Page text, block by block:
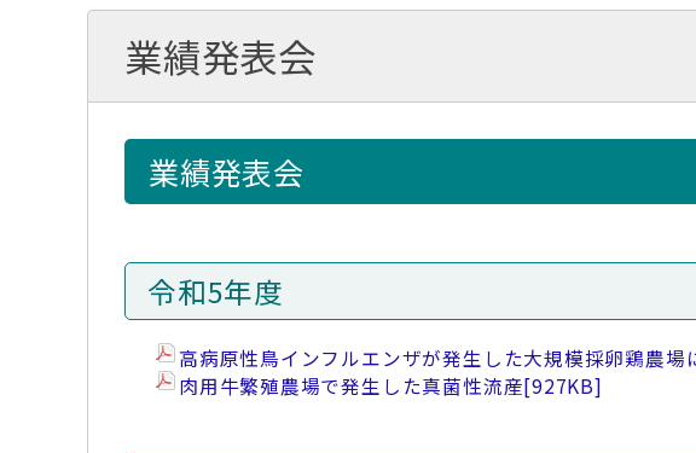
業績発表会
業績発表会
令和5年度
高病原性鳥インフルエンザが発生した大規模採卵鶏農
肉用牛繁殖農場で発生した真菌性流産[927KB]